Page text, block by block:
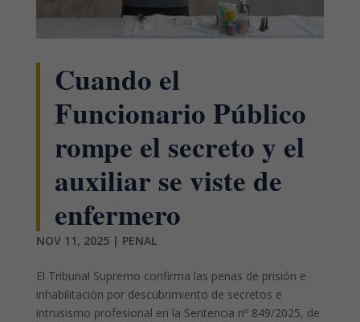
Cuando el
Funcionario Público
rompe el secreto y el
auxiliar se viste de
enfermero
NOV 11, 2025| PENAL
El Tribunal Supremo confirma las penas de prisión e
inhabilitación por descubrimiento de secretos e
intrusismo profesional en la Sentencia nº 849/2025, de